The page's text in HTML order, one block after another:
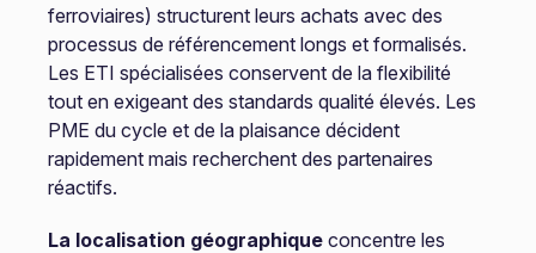
ferroviaires) structurent leurs achats avec des
processus de référencement longs et formalisés.
Les ETI spécialisées conservent de la flexibilité
tout en exigeant des standards qualité élevés. Les
PME du cycle et de la plaisance décident
rapidement mais recherchent des partenaires
réactifs.
La localisation géographiqueconcentre les